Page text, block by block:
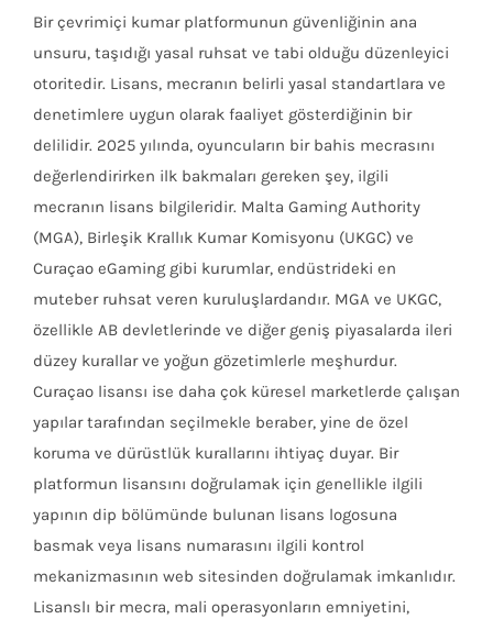
Bir çevrimiçi kumar platformunun güvenliğinin ana
unsuru, taşıdığı yasal ruhsat ve tabi olduğu düzenleyici
otoritedir. Lisans, mecranın belirli yasal standartlara ve
denetimlere uygun olarak faaliyet gösterdiğinin bir
delilidir. 2025 yılında, oyuncuların bir bahis mecrasını
değerlendirirken ilk bakmaları gereken şey, ilgili
mecranın lisans bilgileridir. Malta Gaming Authority
(MGA), Birleşik Krallık Kumar Komisyonu (UKGC) ve
Curaçao eGaming gibi kurumlar, endüstrideki en
muteber ruhsat veren kuruluşlardandır. MGA ve UKGC,
özellikle AB devletlerinde ve diğer geniş piyasalarda ileri
düzey kurallar ve yoğun gözetimlerle meşhurdur.
Curaçao lisansı ise daha çok küresel marketlerde çalışan
yapılar tarafından seçilmekle beraber, yine de özel
koruma ve dürüstlük kurallarını ihtiyaç duyar. Bir
platformun lisansını doğrulamak için genellikle ilgili
yapının dip bölümünde bulunan lisans logosuna
basmak veya lisans numarasını ilgili kontrol
mekanizmasının web sitesinden doğrulamak imkanlıdır.
Lisanslı bir mecra, mali operasyonların emniyetini,